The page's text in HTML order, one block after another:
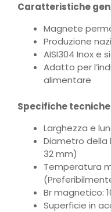
Caratteristiche
Magnete
Produzione
AISI304 Inox e
Adatto per
alimentare
Specifiche
Larghezza e
Diametro della
32 mm)
Temperatura
Br magnetico:
Superficie in